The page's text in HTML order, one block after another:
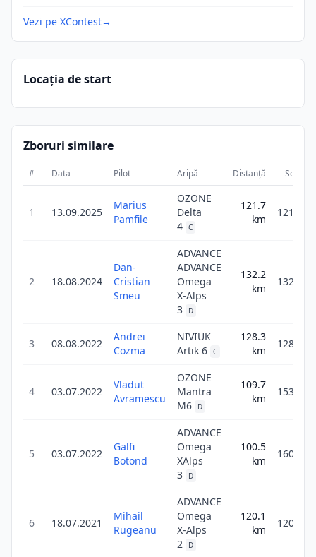
Vezi pe XContest→
Locația de start
Zboruri similare
# Data Pilot Aripă Distanță Scor
1 13.09.2025
Marius
Pamfile
OZONE
Delta
4 C
121.7
km
121.7
2 18.08.2024
Dan-
Cristian
Smeu
ADVANCE
ADVANCE
Omega
X-Alps
3
D
132.2
km
132.2
3 08.08.2022
Andrei
Cozma
NIVIUK
Artik 6 C
128.3
km
128.3
4 03.07.2022
Vladut
Avramescu
OZONE
Mantra
M6
D
109.7
km
153.5
5 03.07.2022
Galfi
Botond
ADVANCE
Omega
XAlps
3
D
100.5
km
160.8
6 18.07.2021
Mihail
Rugeanu
ADVANCE
Omega
X-Alps
2
D
120.1
km
120.1